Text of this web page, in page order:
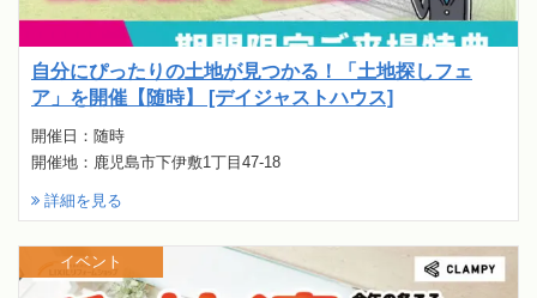
自分にぴったりの土地が見つかる！「土地探しフェ
ア」を開催【随時】 [デイジャストハウス]
開催日：随時
開催地：鹿児島市下伊敷1丁目47-18
詳細を見る
イベント